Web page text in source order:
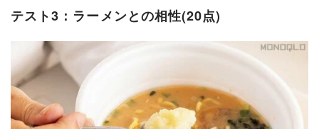
テスト3：ラーメンとの相性(20点)